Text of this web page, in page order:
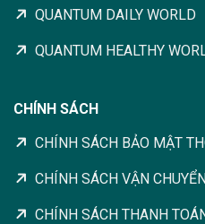
QUANTUM DAILY WORLD
QUANTUM HEALTHY
CHÍNH SÁCH
CHÍNH SÁCH BẢO MẬT
CHÍNH SÁCH VẬN
CHÍNH SÁCH THANH